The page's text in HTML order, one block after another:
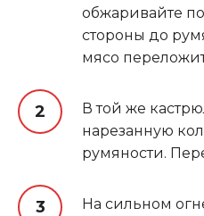
обжаривайте
стороны до
мясо
В той же
нарезанную
румяности.
На сильном